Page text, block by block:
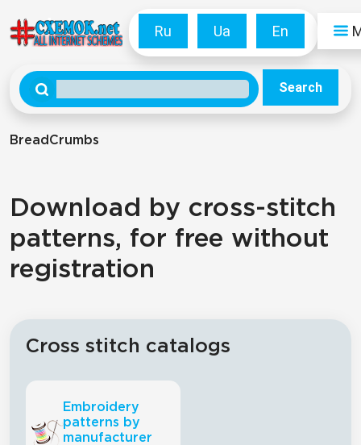
Ru Ua En
Search
BreadCrumbs
Download by cross-stitch
patterns, for free without
registration
Cross stitch catalogs
Embroidery
patterns by
manufacturer